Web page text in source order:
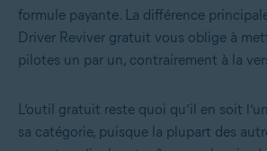
formule payante. La différence
Driver Reviver gratuit vous oblige à
pilotes un par un, contrairement à la
L’outil gratuit reste quoi qu’il en soit
sa catégorie, puisque la plupart des